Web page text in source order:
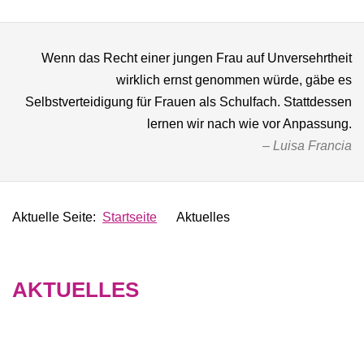
Wenn das Recht einer jungen Frau auf Unversehrtheit
wirklich ernst genommen würde, gäbe es
Selbstverteidigung für Frauen als Schulfach. Stattdessen
lernen wir nach wie vor Anpassung.
Luisa Francia
Aktuelle Seite: Startseite Aktuelles
AKTUELLES